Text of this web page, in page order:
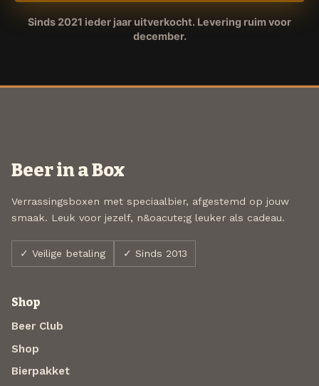
Sinds 2021 ieder jaar uitverkocht. Levering ruim voor
december.
Beer in a Box
Verrassingsboxen met speciaalbier, afgestemd op jouw
smaak. Leuk voor jezelf, n&oacute;g leuker als cadeau.
✓ Veilige betaling ✓ Sinds 2013
Shop
Beer Club
Shop
Bierpakket